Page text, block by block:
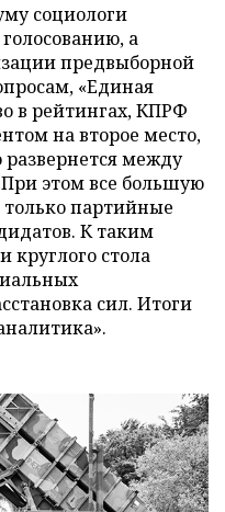
социологи
а
предвыборной
«Единая
в рейтингах, КПРФ
на второе место,
развернется между
этом все большую
партийные
К таким
стола
сил. Итоги